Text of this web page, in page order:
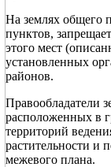
На землях общего
пунктов,
этого мест
установленных
районов.
Правообладатели
расположенных в
территорий
растительности и
межевого плана.